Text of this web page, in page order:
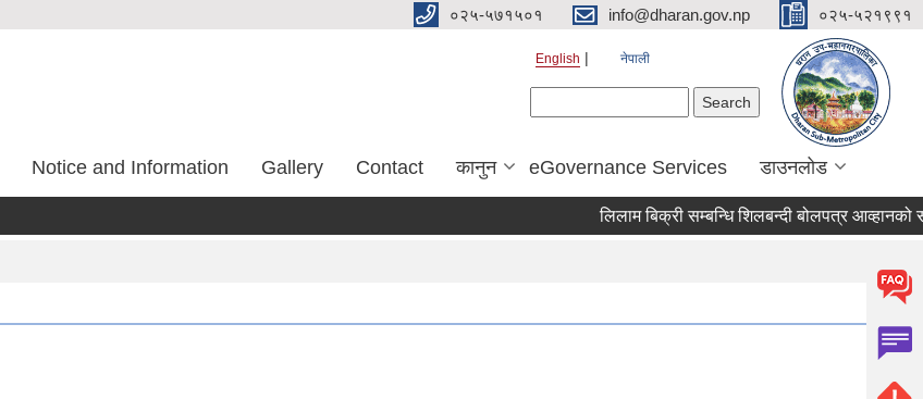
०२५-५७१५०१ info@dharan.gov.np ०२५-५२१९९१
English नेपाली
Notice and Information Gallery Contact कानुन eGovernance Services डाउनलोड
लिलाम बिक्री सम्बन्धि शिलबन्दी बोलपत्र